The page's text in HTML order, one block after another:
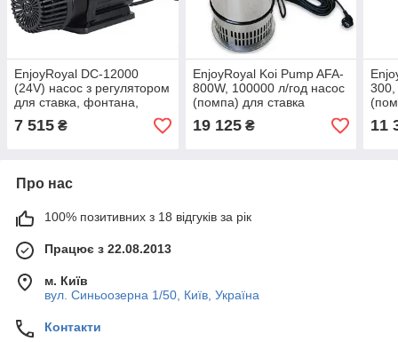
EnjoyRoyal DC-12000
(24V) насос з регулятором
для ставка, фонтана,
водоспаду
7 515 ₴
EnjoyRoyal Koi Pump AFA-
800W, 100000 л/год насос
(помпа) для ставка
19 125₴
300,
11
Про нас
100% позитивних з 18 відгуків за рік
Працює з 22.08.2013
м. Київ
вул. Синьоозерна 1/50, Київ, Україна
Контакти